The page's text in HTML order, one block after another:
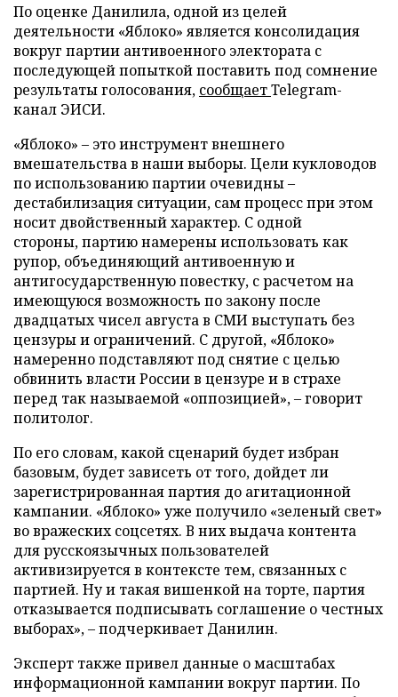
По оценке Данилила, одной из целей
деятельности «Яблоко» является консолидация
вокруг партии антивоенного электората с
последующей попыткой поставить под сомнение
результаты голосования, сообщаетTelegram-
канал ЭИСИ.
«Яблоко» – это инструмент внешнего
вмешательства в наши выборы. Цели кукловодов
по использованию партии очевидны –
дестабилизация ситуации, сам процесс при этом
носит двойственный характер. С одной
стороны, партию намерены использовать как
рупор, объединяющий антивоенную и
антигосударственную повестку, с расчетом на
имеющуюся возможность по закону после
двадцатых чисел августа в СМИ выступать без
цензуры и ограничений. С другой, «Яблоко»
намеренно подставляют под снятие с целью
обвинить власти России в цензуре и в страхе
перед так называемой «оппозицией», – говорит
политолог.
По его словам, какой сценарий будет избран
базовым, будет зависеть от того, дойдет ли
зарегистрированная партия до агитационной
кампании. «Яблоко» уже получило «зеленый свет»
во вражеских соцсетях. В них выдача контента
для русскоязычных пользователей
активизируется в контексте тем, связанных с
партией. Ну и такая вишенкой на торте, партия
отказывается подписывать соглашение о честных
выборах», – подчеркивает Данилин.
Эксперт также привел данные о масштабах
информационной кампании вокруг партии. По